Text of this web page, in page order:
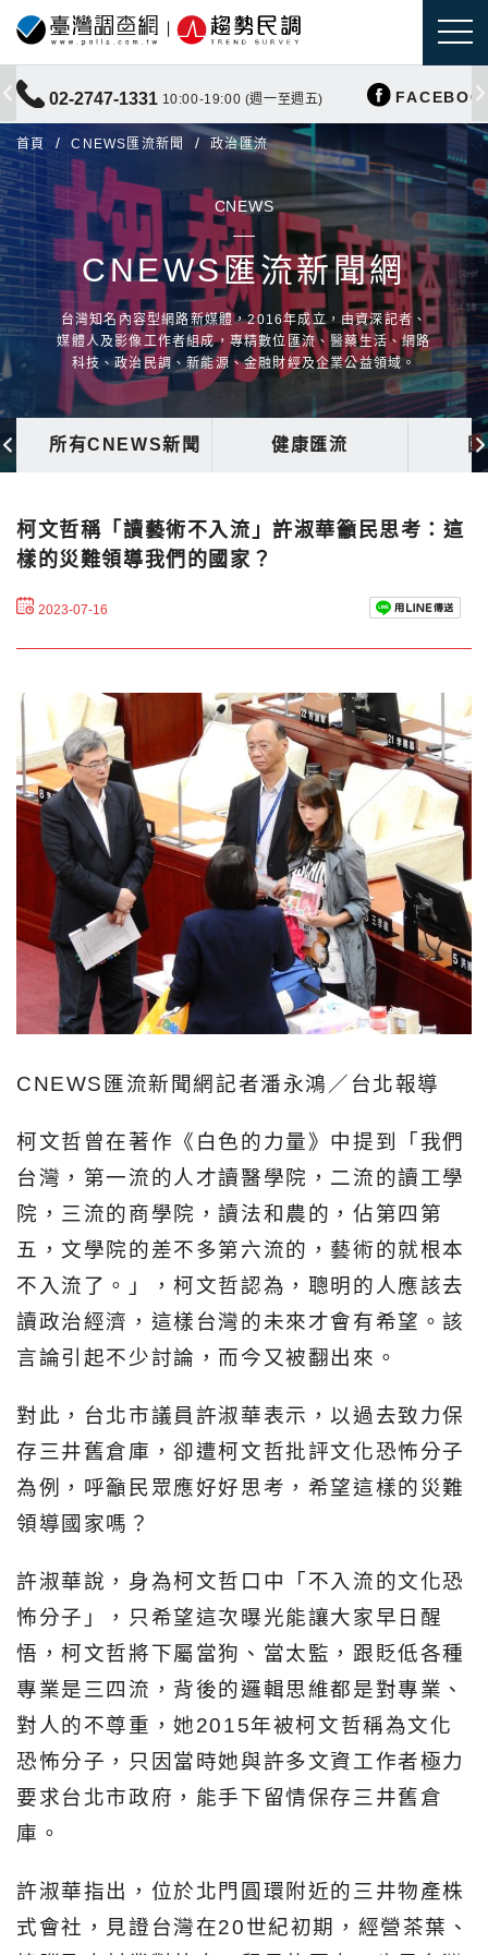
02-2747-1331 10:00-19:00 (週一至週五)
首頁 CNEWS匯流新聞 政治匯流
CNEWS
CNEWS匯流新聞網
台灣知名內容型網路新媒體，2016年成立，由資深記者、
媒體人及影像工作者組成，專精數位匯流、醫藥生活、網路
科技、政治民調、新能源、金融財經及企業公益領域。
所有CNEWS新聞 健康匯流
柯文哲稱「讀藝術不入流」許淑華籲民思考：這
樣的災難領導我們的國家？
2023-07-16
CNEWS匯流新聞網記者潘永鴻／台北報導
柯文哲曾在著作《白色的力量》中提到「我們
台灣，第一流的人才讀醫學院，二流的讀工學
院，三流的商學院，讀法和農的，佔第四第
五，文學院的差不多第六流的，藝術的就根本
不入流了。」，柯文哲認為，聰明的人應該去
讀政治經濟，這樣台灣的未來才會有希望。該
言論引起不少討論，而今又被翻出來。
對此，台北市議員許淑華表示，以過去致力保
存三井舊倉庫，卻遭柯文哲批評文化恐怖分子
為例，呼籲民眾應好好思考，希望這樣的災難
領導國家嗎？
許淑華說，身為柯文哲口中「不入流的文化恐
怖分子」，只希望這次曝光能讓大家早日醒
悟，柯文哲將下屬當狗、當太監，跟貶低各種
專業是三四流，背後的邏輯思維都是對專業、
對人的不尊重，她2015年被柯文哲稱為文化
恐怖分子，只因當時她與許多文資工作者極力
要求台北市政府，能手下留情保存三井舊倉
庫。
許淑華指出，位於北門圓環附近的三井物產株
式會社，見證台灣在20世紀初期，經營茶葉、